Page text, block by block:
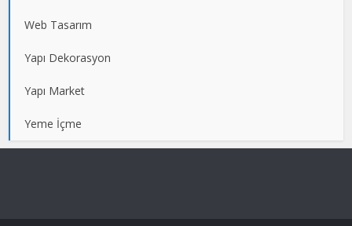
Web Tasarım
Yapı Dekorasyon
Yapı Market
Yeme İçme